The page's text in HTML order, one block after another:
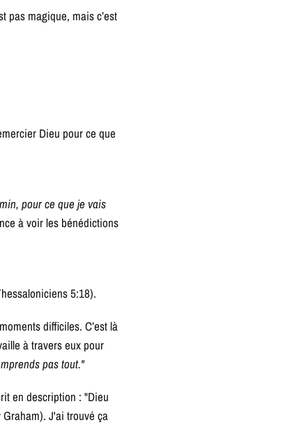
pas magique, mais c’est
Dieu pour ce que
pour ce que je vais
à voir les bénédictions
5:18).
difficiles. C’est là
à travers eux pour
pas tout."
en description : "Dieu
J'ai trouvé ça